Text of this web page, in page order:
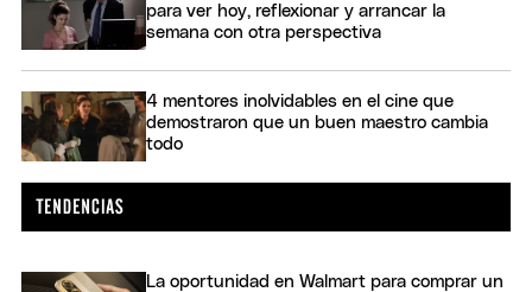
para ver hoy, reflexionar y arrancar la
semana con otra perspectiva
4 mentores inolvidables en el cine que
demostraron que un buen maestro cambia
todo
La oportunidad en Walmart para comprar un